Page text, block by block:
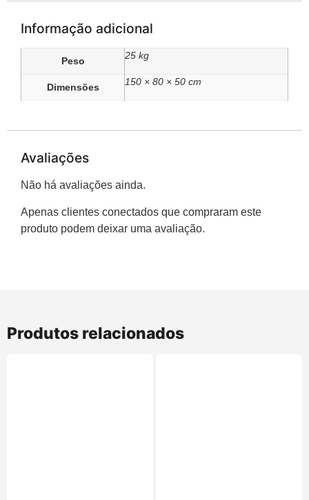
Informação adicional
Peso 25 kg
Dimensões 150 × 80 × 50 cm
Avaliações
Não há avaliações ainda.
Apenas clientes conectados que compraram este
produto podem deixar uma avaliação.
Produtos relacionados